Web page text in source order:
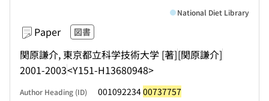
Paper 図書
関原謙介, 東京都立科学技術大学 [著][関原謙介]
2001-2003<Y151-H13680948>
National Diet Library
Author Heading (ID) 00109223400737757